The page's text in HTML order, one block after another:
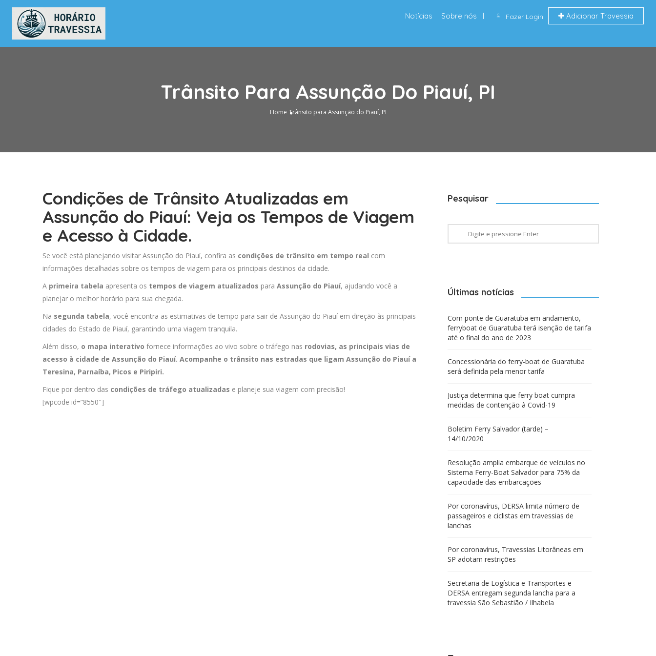
Fazer Login Adicionar Travessia
Notícias Sobre nós
Trânsito Para Assunção Do Piauí, PI
Home Trânsito para Assunção do Piauí, PI
Condições de Trânsito Atualizadas em
Assunção do Piauí: Veja os Tempos de Viagem
e Acesso à Cidade.
Se você está planejando visitar Assunção do Piauí, confira as condições de trânsito em tempo real com
informações detalhadas sobre os tempos de viagem para os principais destinos da cidade.
A primeira tabela apresenta os tempos de viagem atualizados para Assunção do Piauí, ajudando você a
planejar o melhor horário para sua chegada.
Na segunda tabela, você encontra as estimativas de tempo para sair de Assunção do Piauí em direção às principais
cidades do Estado de Piauí, garantindo uma viagem tranquila.
Além disso, o mapa interativo fornece informações ao vivo sobre o tráfego nas rodovias, as principais vias de
acesso à cidade de Assunção do Piauí. Acompanhe o trânsito nas estradas que ligam Assunção do Piauí a
Teresina, Parnaíba, Picos e Piripiri.
Fique por dentro das condições de tráfego atualizadas e planeje sua viagem com precisão!
[wpcode id=”8550″]
Pesquisar
Últimas notícias
Com ponte de Guaratuba em andamento,
ferryboat de Guaratuba terá isenção de tarifa
até o final do ano de 2023
Concessionária do ferry-boat de Guaratuba
será definida pela menor tarifa
Justiça determina que ferry boat cumpra
medidas de contenção à Covid-19
Boletim Ferry Salvador (tarde) –
14/10/2020
Resolução amplia embarque de veículos no
Sistema Ferry-Boat Salvador para 75% da
capacidade das embarcações
Por coronavírus, DERSA limita número de
passageiros e ciclistas em travessias de
lanchas
Por coronavírus, Travessias Litorâneas em
SP adotam restrições
Secretaria de Logística e Transportes e
DERSA entregam segunda lancha para a
travessia São Sebastião / Ilhabela